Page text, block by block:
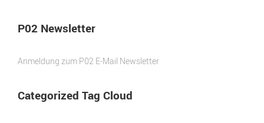
P02 Newsletter
Anmeldung zum P02 E-Mail Newsletter
Categorized Tag Cloud